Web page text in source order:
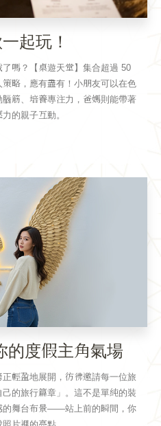
起玩！
嗎？【桌遊天堂】集合超過 50
略，應有盡有！小朋友可以在色
筋、培養專注力，爸媽則能帶著
的親子互動。
的度假主角氣場
輕盈地展開，彷彿邀請每一位旅
的旅行篇章」。這不是單純的裝
的舞台布景——站上前的瞬間，你